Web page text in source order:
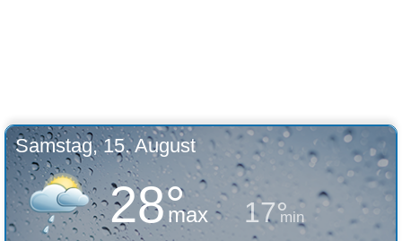
Samstag, 15. August
28°
max 17°
min